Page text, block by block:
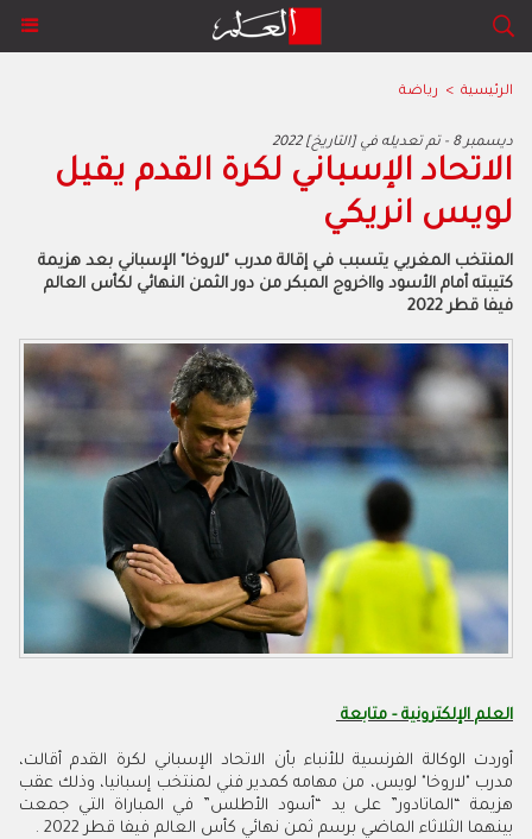
الرئيسية > رياضة
2022 ديسمبر 8 - تم تعديله في [التاريخ]
الاتحاد الإسباني لكرة القدم يقيل
لويس انريكي
المنتخب المغربي يتسبب في إقالة مدرب "لاروخا" الإسباني بعد هزيمة
كتيبته أمام الأسود وااخروج المبكر من دور الثمن النهائي لكأس العالم
فيفا قطر 2022
العلم الإلكترونية - متابعة
أوردت الوكالة الفرنسية للأنباء بأن الاتحاد الإسباني لكرة القدم أقالت،
مدرب "لاروخا" لويس، من مهامه كمدير فني لمنتخب إسبانيا، وذلك عقب
هزيمة “الماتادور” على يد “أسود الأطلس” في المباراة التي جمعت
بينهما الثلاثاء الماضي برسم ثمن نهائي كأس العالم فيفا قطر 2022 .